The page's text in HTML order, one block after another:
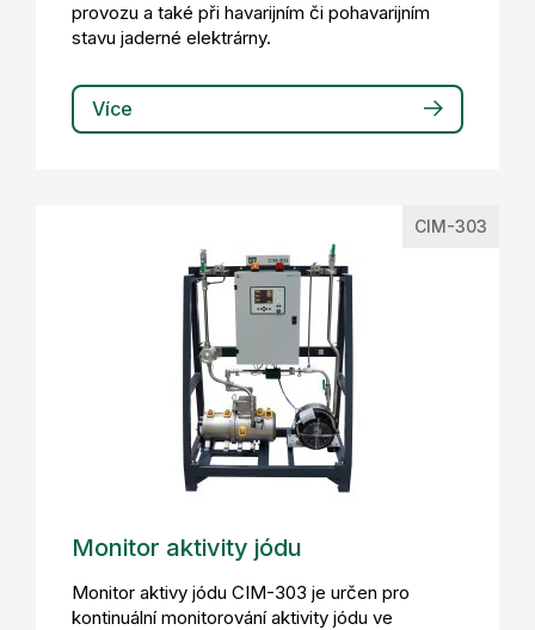
provozu a také při havarijním či pohavarijním
stavu jaderné elektrárny.
Více
CIM-303
Monitor aktivity jódu
Monitor aktivy jódu CIM-303 je určen pro
kontinuální monitorování aktivity jódu ve